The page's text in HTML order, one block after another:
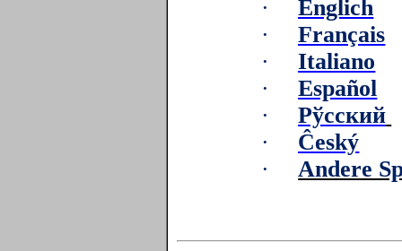
·
Englich
·
Français
·
Italiano
·
Español
·
Рўсский
·
Ĉeský
·
Andere